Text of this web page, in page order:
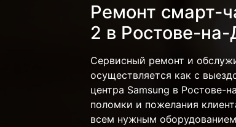
Ремонт смарт-
2 в Ростове-на-
Сервисный ремонт и
осуществляется как с
центра Samsung в Ростове-
поломки и пожелания
всем нужным